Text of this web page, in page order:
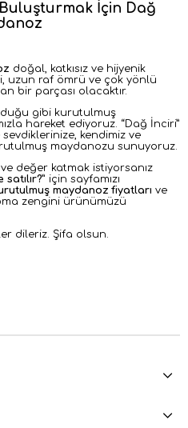
uluşturmak İçin Dağ
doğal, katkısız ve hijyenik
uzun raf ömrü ve çok yönlü
bir parçası olacaktır.
gibi kurutulmuş
hareket ediyoruz. “Dağ İnciri”
sevdiklerinize, kendimiz ve
maydanozu sunuyoruz.
değer katmak istiyorsanız
” için sayfamızı
maydanoz fiyatları ve
zengini ürünümüzü
dileriz. Şifa olsun.